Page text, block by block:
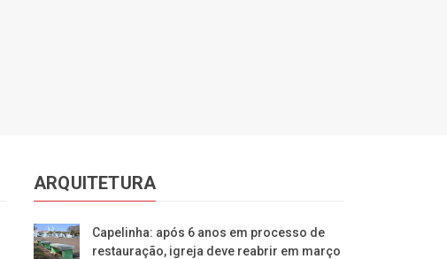
ARQUITETURA
Capelinha: após 6 anos em processo de
restauração, igreja deve reabrir em março